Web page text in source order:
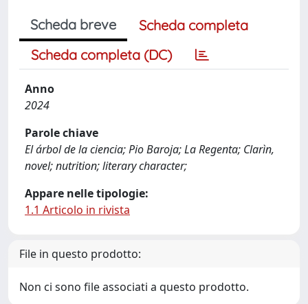
Scheda breve
Scheda completa
Scheda completa (DC)
Anno
2024
Parole chiave
El árbol de la ciencia; Pio Baroja; La Regenta; Clarìn,
novel; nutrition; literary character;
Appare nelle tipologie:
1.1 Articolo in rivista
File in questo prodotto:
Non ci sono file associati a questo prodotto.